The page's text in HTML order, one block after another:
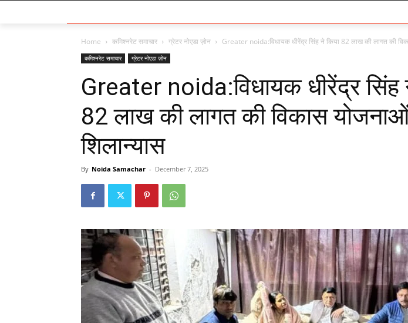
Home कमिश्नरेट समाचार ग्रेटर नोएडा ज़ोन Greater noida:विधायक धीरेंद्र सिंह ने किया 82 लाख की लागत की
कमिश्नरेट समाचार ग्रेटर नोएडा ज़ोन
Greater noida:विधायक धीरेंद्र सिंह
82 लाख की लागत की विकास
शिलान्यास
By Noida Samachar - December 7, 2025